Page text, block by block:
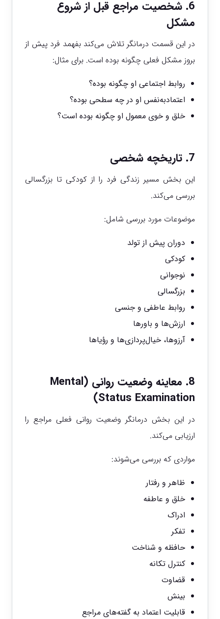
6. شخصیت مراجع قبل از شروع
مشکل
در این قسمت درمانگر تلاش می‌کند بفهمد فرد پیش از
بروز مشکل فعلی چگونه بوده است.برای مثال:
روابط اجتماعی او چگونه بوده؟
اعتمادبه‌نفس او در چه سطحی بوده؟
خلق و خوی معمول او چگونه بوده است؟
7. تاریخچه شخصی
این بخش مسیر زندگی فرد را از کودکی تا بزرگسالی
بررسی می‌کند.
موضوعات مورد بررسی شامل:
دوران پیش از تولد
کودکی
نوجوانی
بزرگسالی
روابط عاطفی و جنسی
ارزش‌ها و باورها
آرزوها، خیال‌پردازی‌ها و رؤیاها
8. معاینه وضعیت روانی (Mental
Status Examination)
در این بخش درمانگر وضعیت روانی فعلی مراجع را
ارزیابی می‌کند.
مواردی که بررسی می‌شوند:
ظاهر و رفتار
خلق و عاطفه
ادراک
تفکر
حافظه و شناخت
کنترل تکانه
قضاوت
بینش
قابلیت اعتماد به گفته‌های مراجع